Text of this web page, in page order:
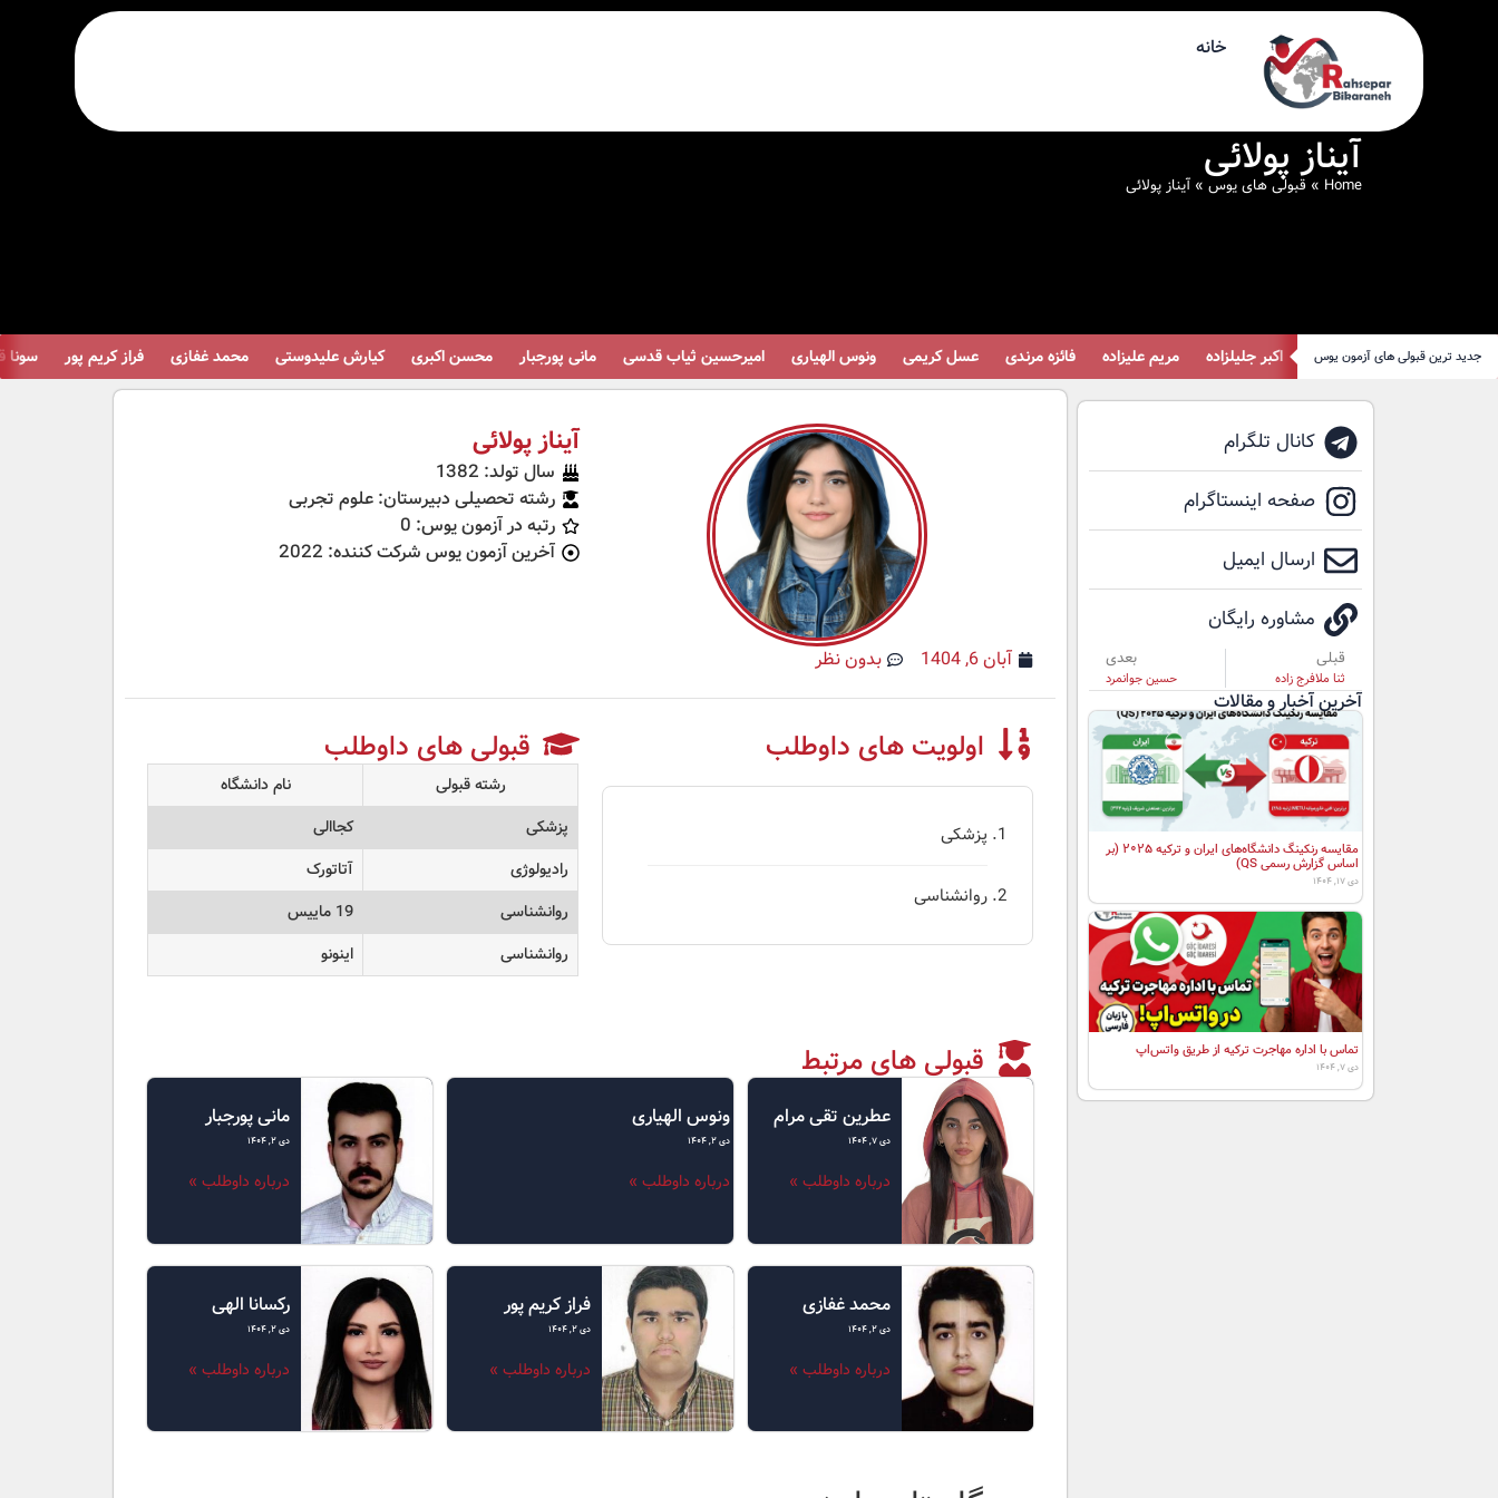
خانه
آیناز پولائی
Home
» قبولی های یوس » آیناز پولائی
جدید ترین قبولی های آزمون یوس اکبر جلیلزاده مریم علیزاده فائزه مرندی عسل کریمی ونوس الهیاری امیرحسین ثیاب قدسی مانی پورجبار محسن اکبری کیارش علیدوستی محمد غفازی فراز کریم پور سونا
کانال تلگرام
صفحه اینستاگرام
ارسال ایمیل
مشاوره رایگان
قبلی
ثنا ملافرج زاده
بعدی
حسین جوانمرد
آخرین آخبار و مقالات
مقایسه رنکینگ دانشگاه‌های ایران و ترکیه ۲۰۲۵ (بر
اساس گزارش رسمی QS)
دی ۱۷, ۱۴۰۴
تماس با اداره مهاجرت ترکیه از طریق واتس‌اپ
دی ۷, ۱۴۰۴
آبان 6, 1404 بدون نظر
آیناز پولائی
سال تولد: 1382
رشته تحصیلی دبیرستان: علوم تجربی
رتبه در آزمون یوس: 0
آخرین آزمون یوس شرکت کننده: 2022
اولویت های داوطلب
پزشکی
روانشناسی
قبولی های داوطلب
رشته قبولی
نام دانشگاه
پزشکی
کجاالی
رادیولوژی
آتاتورک
روانشناسی
19 ماییس
روانشناسی
اینونو
قبولی های مرتبط
عطرین تقی مرام
دی ۷, ۱۴۰۴
درباره داوطلب »
ونوس الهیاری
دی ۲, ۱۴۰۴
درباره داوطلب »
مانی پورجبار
دی ۲, ۱۴۰۴
درباره داوطلب »
محمد غفازی
دی ۲, ۱۴۰۴
درباره داوطلب »
فراز کریم پور
دی ۲, ۱۴۰۴
درباره داوطلب »
رکسانا الهی
دی ۲, ۱۴۰۴
درباره داوطلب »